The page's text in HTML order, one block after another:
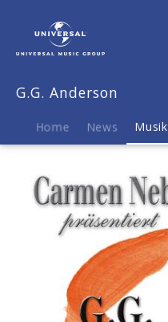
Anderson
Musik
Carmen
präsentiert...
G.G. Anderson
Home News Musik